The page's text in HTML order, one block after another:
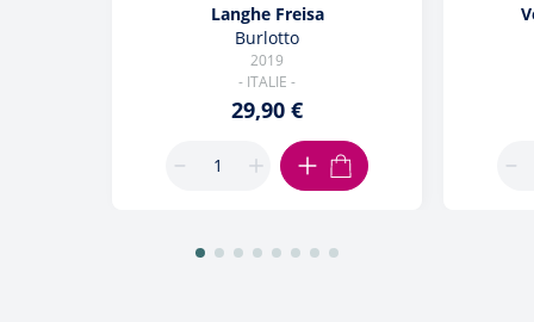
Langhe Freisa
Burlotto
2019
- ITALIE -
29,90 €
AJOUTER AU PANIER